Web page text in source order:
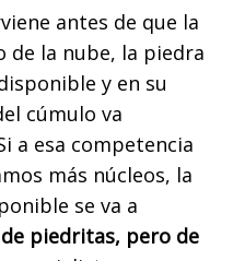
antes de que la
de la nube, la piedra
y en su
cúmulo va
a esa competencia
más núcleos, la
se va a
piedritas, pero de